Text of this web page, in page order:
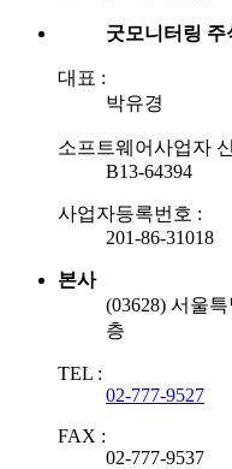
굿모니터링 주
대표 :
박유경
소프트웨어사업자
B13-64394
사업자등록번호 :
201-86-31018
본사
(03628) 서울
층
TEL :
02-777-9527
FAX :
02-777-9537